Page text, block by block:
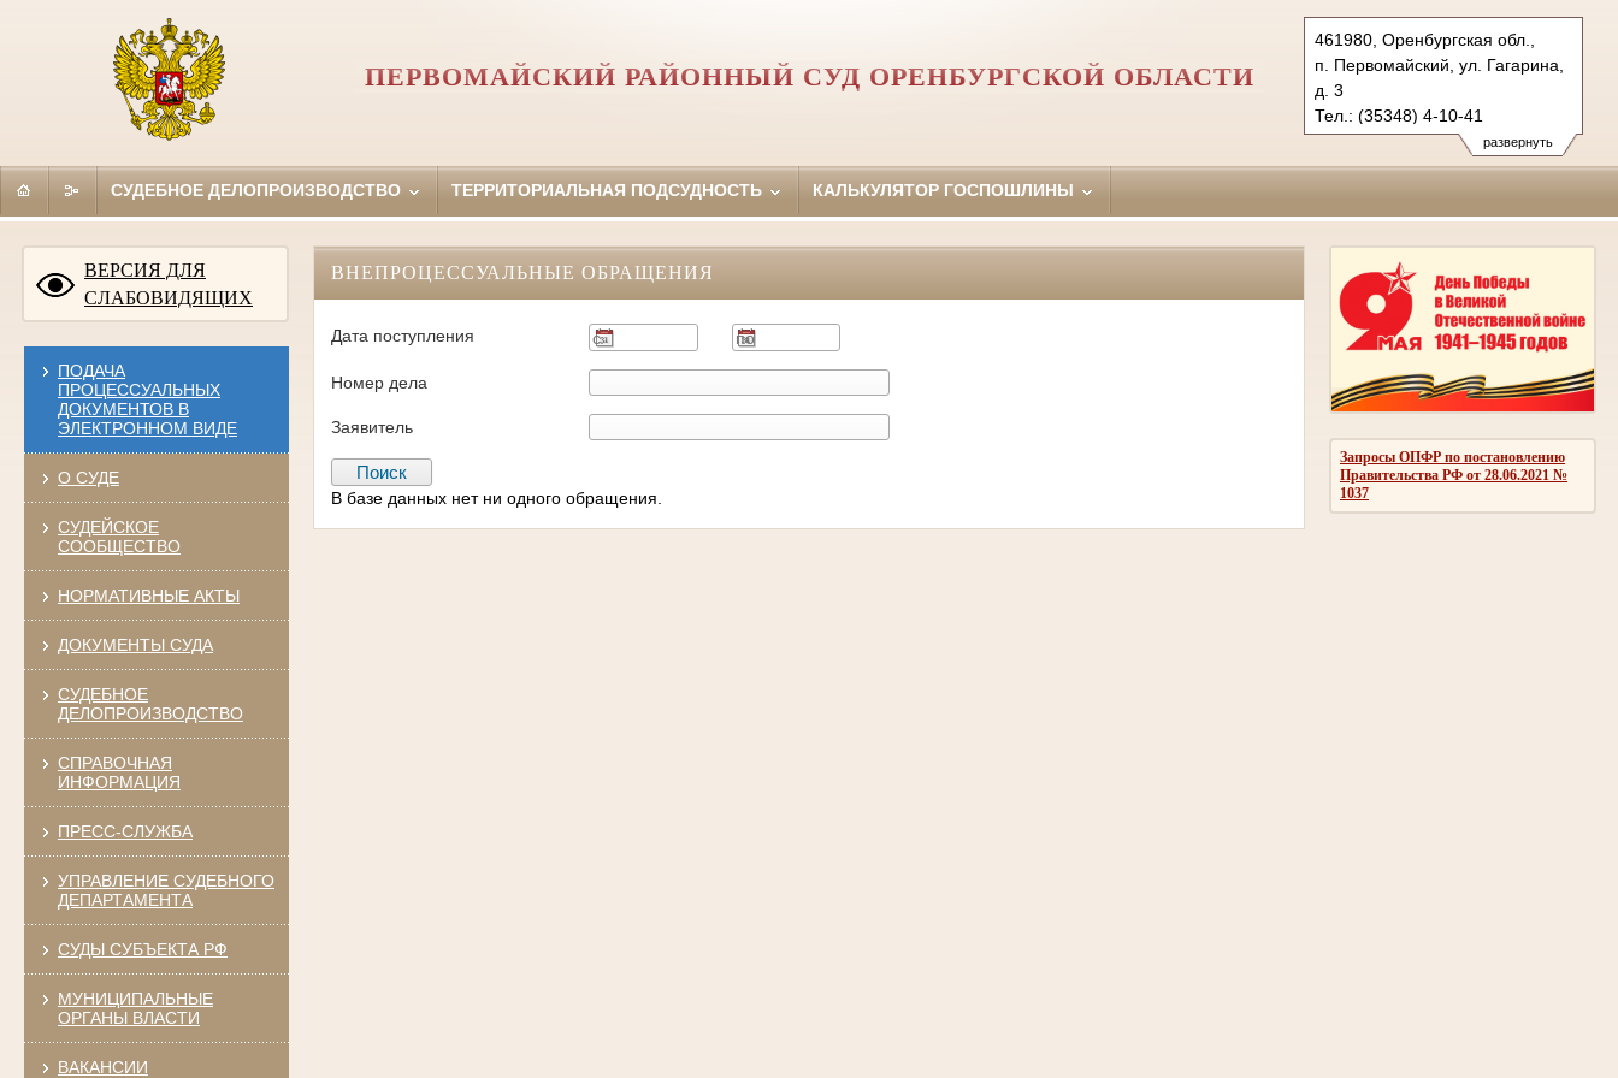
развернуть
461980, Оренбургская обл.,
п. Первомайский, ул. Гагарина,
д. 3
Тел.: (35348) 4-10-41
pervomaysky.orb@sudrf.ru
ПЕРВОМАЙСКИЙ РАЙОННЫЙ СУД ОРЕНБУРГСКОЙ ОБЛАСТИ
СУДЕБНОЕ ДЕЛОПРОИЗВОДСТВО ТЕРРИТОРИАЛЬНАЯ ПОДСУДНОСТЬ КАЛЬКУЛЯТОР ГОСПОШЛИНЫ
ВЕРСИЯ ДЛЯ
СЛАБОВИДЯЩИХ
ПОДАЧА
ПРОЦЕССУАЛЬНЫХ
ДОКУМЕНТОВ В
ЭЛЕКТРОННОМ ВИДЕ
О СУДЕ
СУДЕЙСКОЕ
СООБЩЕСТВО
НОРМАТИВНЫЕ АКТЫ
ДОКУМЕНТЫ СУДА
СУДЕБНОЕ
ДЕЛОПРОИЗВОДСТВО
СПРАВОЧНАЯ
ИНФОРМАЦИЯ
ПРЕСС-СЛУЖБА
УПРАВЛЕНИЕ СУДЕБНОГО
ДЕПАРТАМЕНТА
СУДЫ СУБЪЕКТА РФ
МУНИЦИПАЛЬНЫЕ
ОРГАНЫ ВЛАСТИ
ВАКАНСИИ
Запросы ОПФР по постановлению
Правительства РФ от 28.06.2021 №
1037
ВНЕПРОЦЕССУАЛЬНЫЕ ОБРАЩЕНИЯ
Дата поступления
Номер дела
Заявитель
В базе данных нет ни одного обращения.